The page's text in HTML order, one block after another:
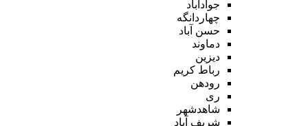
جوادآباد
چهاردانگه
حسن آباد
دماوند
دیزین
رباط کریم
رودهن
ری
شاهدشهر
شریف آباد